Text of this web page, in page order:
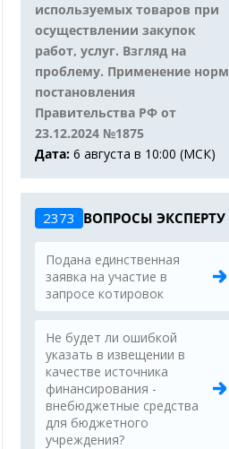
используемых товаров при
осуществлении закупок
работ, услуг. Взгляд на
проблему. Применение норм
постановления
Правительства РФ от
23.12.2024 №1875
Дата: 6 августа в 10:00 (МСК)
2373 ВОПРОСЫ ЭКСПЕРТУ
Подана единственная
заявка на участие в
запросе котировок
Не будет ли ошибкой
указать в извещении в
качестве источника
финансирования -
внебюджетные средства
для бюджетного
учреждения?